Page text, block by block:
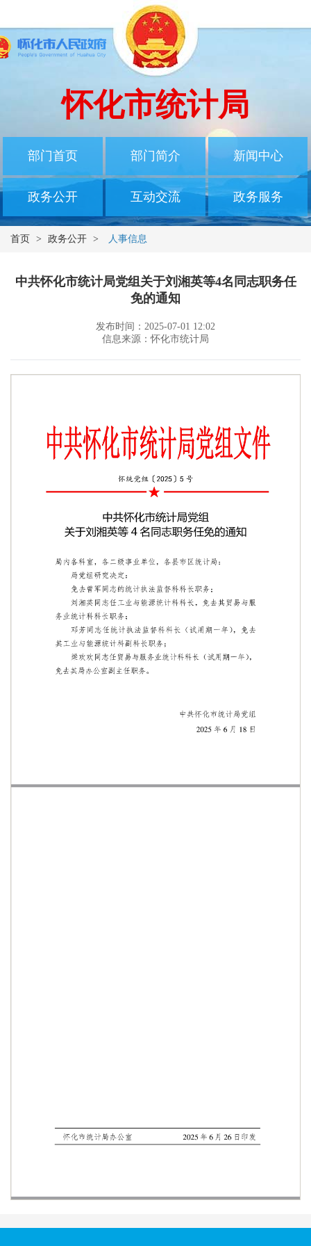
怀化市统计局
部门首页 部门简介 新闻中心
政务公开 互动交流 政务服务
首页 > 政务公开 > 人事信息
中共怀化市统计局党组关于刘湘英等4名同志职务任
免的通知
发布时间：2025-07-01 12:02
信息来源：怀化市统计局